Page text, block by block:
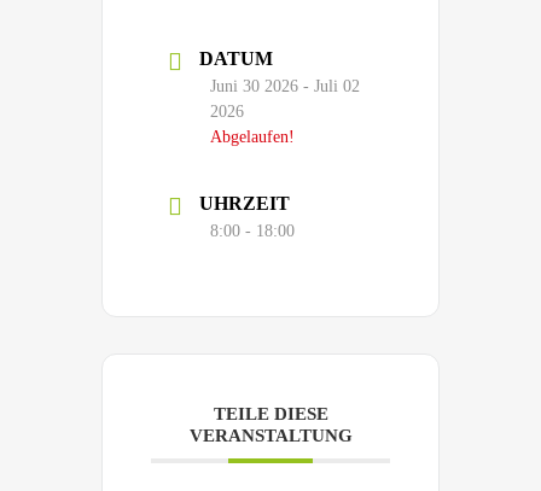
DATUM
Juni 30 2026 - Juli 02
2026
Abgelaufen!
UHRZEIT
8:00 - 18:00
TEILE DIESE
VERANSTALTUNG